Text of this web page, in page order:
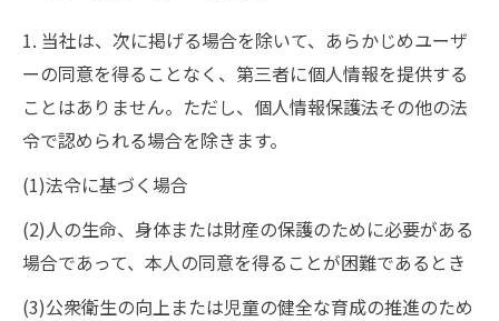
1. 当社は、次に掲げる場合を除いて、あらかじめユーザ
ーの同意を得ることなく、第三者に個人情報を提供する
ことはありません。ただし、個人情報保護法その他の法
令で認められる場合を除きます。
(1)法令に基づく場合
(2)人の生命、身体または財産の保護のために必要がある
場合であって、本人の同意を得ることが困難であるとき
(3)公衆衛生の向上または児童の健全な育成の推進のため